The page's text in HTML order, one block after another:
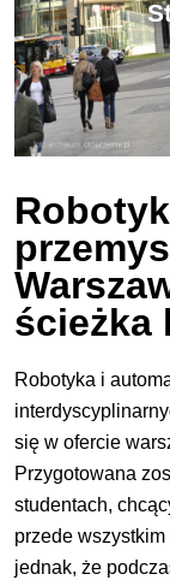
ścieżka
Robotyka i
się w ofercie
Przygotowana
studentach,
przede wszystkim
jednak, że